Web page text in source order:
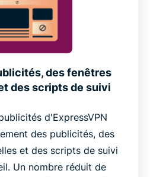
des fenêtres
des scripts de suivi
d'ExpressVPN
des publicités, des
et des scripts de suivi
Un nombre réduit de